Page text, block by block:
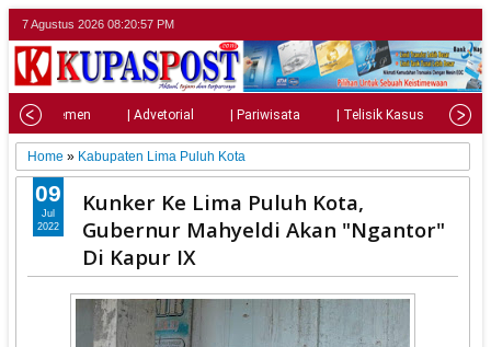
7 Agustus 2026 08:20:59 PM
| Parlemen | Advetorial | Pariwisata | Telisik Kasus |
Home » Kabupaten Lima Puluh Kota
Kunker Ke Lima Puluh Kota,
Gubernur Mahyeldi Akan "Ngantor"
Di Kapur IX
09
Jul
2022